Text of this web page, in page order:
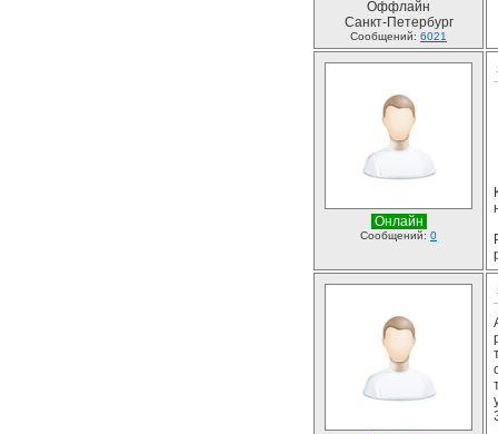
Оффлайн
Санкт-Петербург
Сообщений: 6021
Онлайн
Сообщений: 0